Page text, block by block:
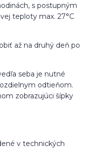
s postupným
teploty max. 27°C
až na druhý deň po
seba je nutné
odtieňom.
zobrazujúci šípky
v technických